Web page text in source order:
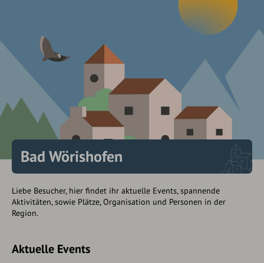
Bad Wörishofen
Liebe Besucher, hier findet ihr aktuelle Events, spannende
Aktivitäten, sowie Plätze, Organisation und Personen in der
Region.
Aktuelle Events